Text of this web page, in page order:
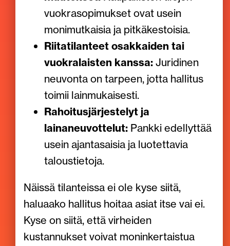
vuokrasopimukset ovat usein
monimutkaisia ja pitkäkestoisia.
Riitatilanteet osakkaiden tai
vuokralaisten kanssa: Juridinen
neuvonta on tarpeen, jotta hallitus
toimii lainmukaisesti.
Rahoitusjärjestelyt ja
lainaneuvottelut: Pankki edellyttää
usein ajantasaisia ja luotettavia
taloustietoja.
Näissä tilanteissa ei ole kyse siitä,
haluaako hallitus hoitaa asiat itse vai ei.
Kyse on siitä, että virheiden
kustannukset voivat moninkertaistua